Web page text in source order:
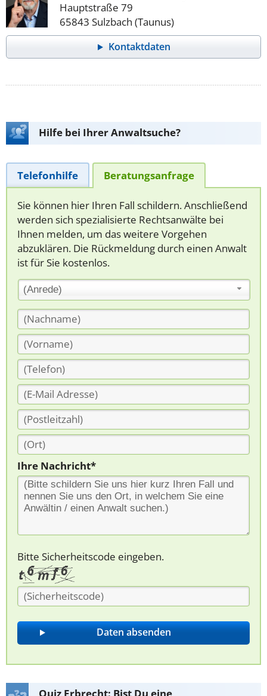
Hauptstraße 79
65843 Sulzbach (Taunus)
Kontaktdaten
Hilfe bei Ihrer Anwaltsuche?
Telefonhilfe Beratungsanfrage
Sie können hier Ihren Fall schildern. Anschließend
werden sich spezialisierte Rechtsanwälte bei
Ihnen melden, um das weitere Vorgehen
abzuklären. Die Rückmeldung durch einen Anwalt
ist für Sie kostenlos.
(Anrede)
Ihre Nachricht*
Bitte Sicherheitscode eingeben.